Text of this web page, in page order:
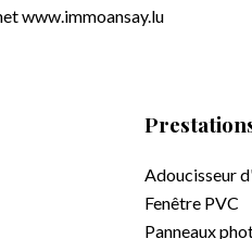
www.immoansay.lu
Adoucisseur
Fenêtre PVC
Panneaux